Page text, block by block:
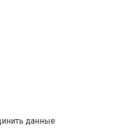
данные